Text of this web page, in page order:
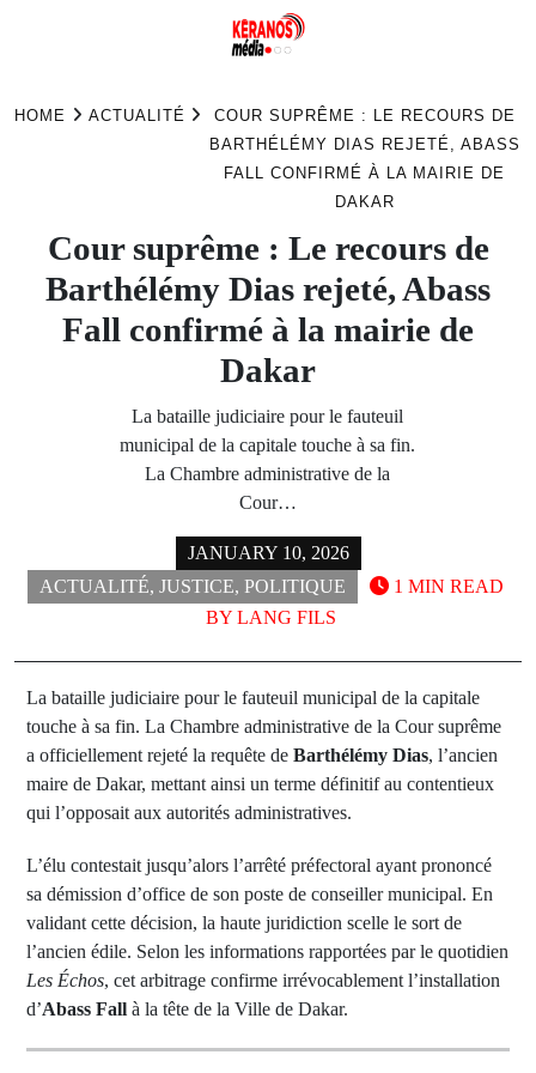
HOME ACTUALITÉ
COUR SUPRÊME : LE RECOURS DE
BARTHÉLÉMY DIAS REJETÉ, ABASS
FALL CONFIRMÉ À LA MAIRIE DE
DAKAR
Cour suprême : Le recours de
Barthélémy Dias rejeté, Abass
Fall confirmé à la mairie de
Dakar
La bataille judiciaire pour le fauteuil
municipal de la capitale touche à sa fin.
La Chambre administrative de la
Cour…
JANUARY 10, 2026
ACTUALITÉ, JUSTICE, POLITIQUE
BY LANG FILS
1 MIN READ
La bataille judiciaire pour le fauteuil municipal de la capitale
touche à sa fin. La Chambre administrative de la Cour suprême
a officiellement rejeté la requête de Barthélémy Dias, l’ancien
maire de Dakar, mettant ainsi un terme définitif au contentieux
qui l’opposait aux autorités administratives.
L’élu contestait jusqu’alors l’arrêté préfectoral ayant prononcé
sa démission d’office de son poste de conseiller municipal. En
validant cette décision, la haute juridiction scelle le sort de
l’ancien édile. Selon les informations rapportées par le quotidien
Les Échos, cet arbitrage confirme irrévocablement l’installation
d’Abass Fall à la tête de la Ville de Dakar.